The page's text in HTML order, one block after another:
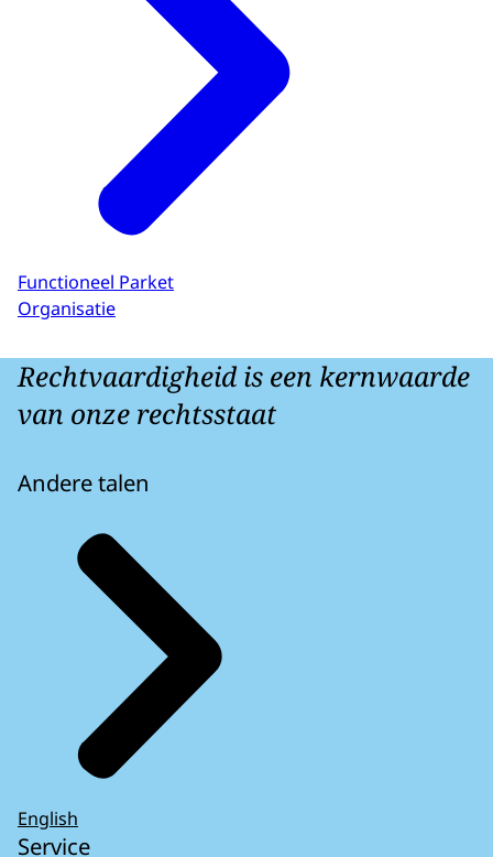
Functioneel Parket
Organisatie
Rechtvaardigheid is een kernwaarde
van onze rechtsstaat
Andere talen
English
Service